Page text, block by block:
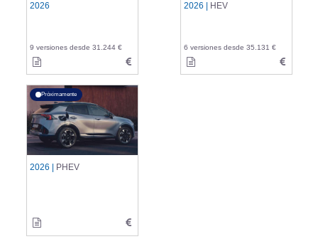
2026
9 versiones desde 31.244 €
2026 | HEV
6 versiones desde 35.131 €
Próximamente
2026 | PHEV